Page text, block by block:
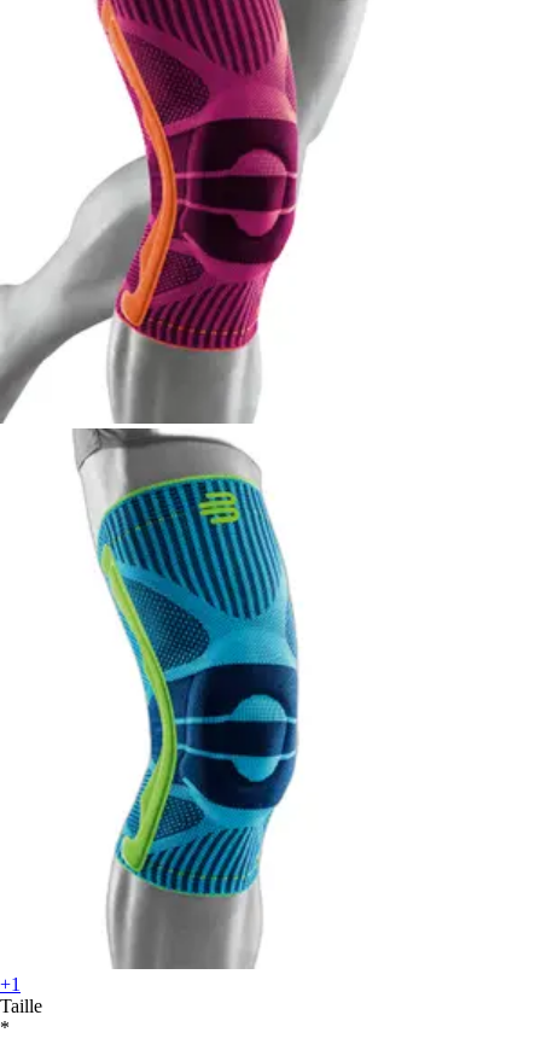
+1
Taille
*